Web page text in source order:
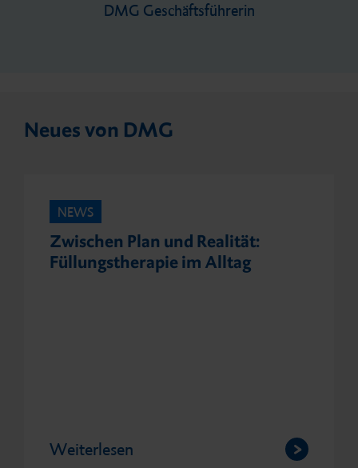
DMG Geschäftsführerin
Neues von DMG
NEWS
Zwischen Plan und Realität:
Füllungstherapie im Alltag
Weiterlesen